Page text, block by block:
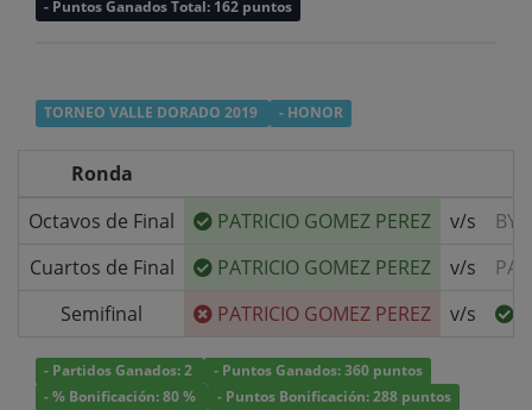
- Puntos Ganados Total: 162 puntos
TORNEO VALLE DORADO 2019 - HONOR
Ronda
Octavos de Final
PATRICIO GOMEZ PEREZ v/s
BYE
Cuartos de Final
PATRICIO GOMEZ PEREZ v/s
Semifinal
PATRICIO GOMEZ PEREZ v/s
- Partidos Ganados: 2
- Puntos Ganados: 360 puntos
- % Bonificación: 80 %
- Puntos Bonificación: 288 puntos